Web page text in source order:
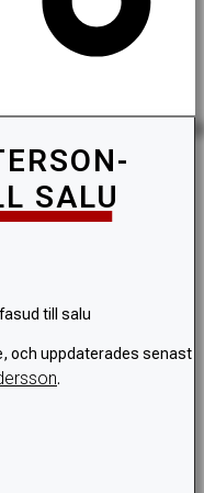
SALU
till salu
och uppdaterades senast
.